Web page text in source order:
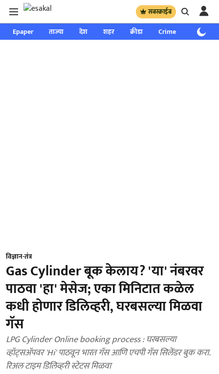
सबस्क्राईब
Epaper ताज्या देश शहर क्रीडा Crime साप्ताहिक
विज्ञान-तंत्र
Gas Cylinder बूक केलाय? 'या' नंबरवर
पाठवा 'हा' मेसेज; एका मिनिटात कळेल
कधी होणार डिलिव्हरी, घरबसल्या मिळवा
गॅस
LPG Cylinder Online booking process : घरबसल्या
व्हॉट्सॲपवर 'Hi' पाठवून भारत गॅस आणि एचपी गॅस सिलेंडर बुक करा.
रिअल टाइम डिलिव्हरी स्टेटस मिळवा